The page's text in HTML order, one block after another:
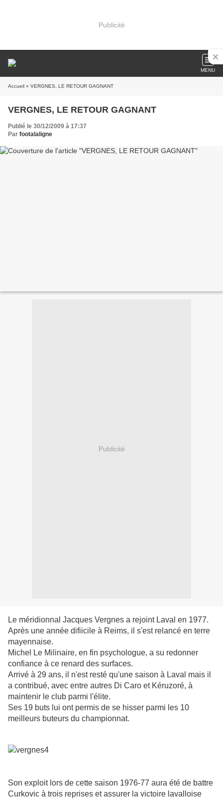
Publicité
MENU
Accueil » VERGNES, LE RETOUR GAGNANT
VERGNES, LE RETOUR GAGNANT
Publié le 30/12/2009 à 17:37
Par footalaligne
Publicité
Le méridionnal Jacques Vergnes a rejoint Laval en 1977.
Après une année difiicile à Reims, il s'est relancé en terre
mayennaise.
Michel Le Milinaire, en fin psychologue, a su redonner
confiance à ce renard des surfaces.
Arrivé à 29 ans, il n'est resté qu'une saison à Laval mais il
a contribué, avec entre autres Di Caro et Kéruzoré, à
maintenir le club parmi l'élite.
Ses 19 buts lui ont permis de se hisser parmi les 10
meilleurs buteurs du championnat.
Son exploit lors de cette saison 1976-77 aura été de battre
Curkovic à trois reprises et assurer la victoire lavalloise